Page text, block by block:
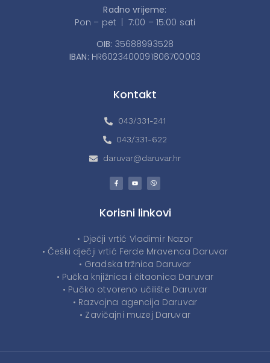
Radno vrijeme:
Pon – pet | 7:00 – 15:00 sati
OIB: 35688993528
IBAN: HR6023400091806700003
Kontakt
043/331-241
043/331-622
daruvar@daruvar.hr
Korisni linkovi
• Dječji vrtić Vladimir Nazor
• Češki dječji vrtić Ferde Mravenca Daruvar
• Gradska tržnica Daruvar
• Pučka knjižnica i čitaonica Daruvar
• Pučko otvoreno učilište Daruvar
• Razvojna agencija Daruvar
• Zavičajni muzej Daruvar